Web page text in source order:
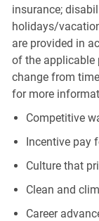
insurance;
holidays/
are provided in
of the applicable
change from
for more
Competitive
Incentive pay
Culture that
Clean and
Career